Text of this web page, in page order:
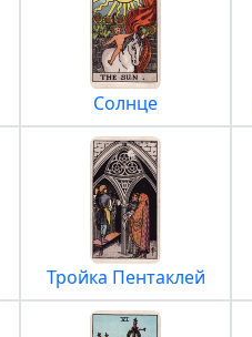
Солнце
Тройка Пентаклей